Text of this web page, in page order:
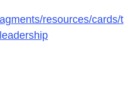
resources/cards/t